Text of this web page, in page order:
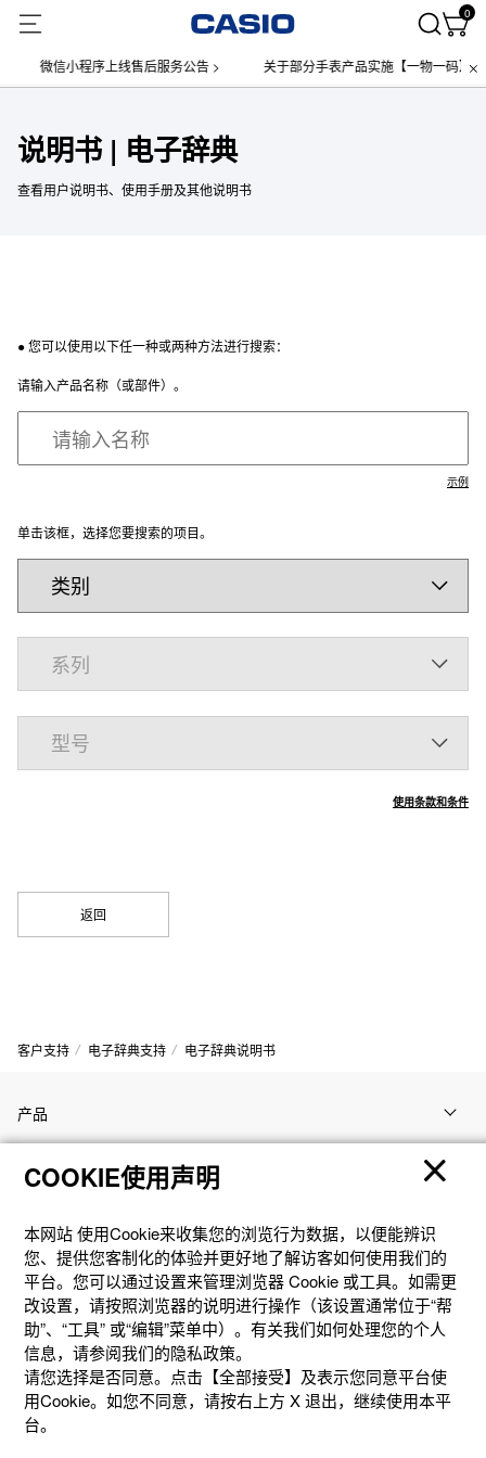
0
微信小程序上线售后服务公告 > 关于部分手表产品实施【一物一码】管
说明书 | 电子辞典
查看用户说明书、使用手册及其他说明书
● 您可以使用以下任一种或两种方法进行搜索：
请输入产品名称（或部件）。
示例
单击该框，选择您要搜索的项目。
使用条款和条件
返回
客户支持 电子辞典支持 电子辞典说明书
产品
客户支持
资讯
社交媒体
COOKIE使用声明
本网站 使⽤Cookie来收集您的浏览⾏为数据，以便能辨识
您、提供您客制化的体验并更好地了解访客如何使⽤我们的
平台。您可以通过设置来管理浏览器 Cookie 或⼯具。如需更
改设置，请按照浏览器的说明进⾏操作（该设置通常位于“帮
助”、“⼯具” 或“编辑”菜单中）。有关我们如何处理您的个⼈
信息，请参阅我们的隐私政策。
请您选择是否同意。点击【全部接受】及表示您同意平台使
用Cookie。如您不同意，请按右上⽅ X 退出，继续使⽤本平
台。